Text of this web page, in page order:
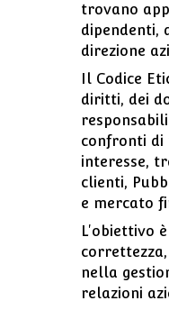
trovano
dipendenti,
direzione
Il Codice
diritti, dei
confronti
interesse,
clienti,
e mercato
L'obiettivo
nella
relazioni